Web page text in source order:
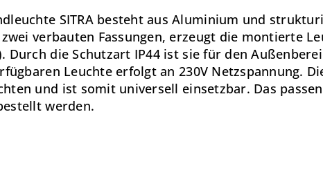
SITRA besteht aus Aluminium und
verbauten Fassungen, erzeugt die montierte
Durch die Schutzart IP44 ist sie für den
Leuchte erfolgt an 230V Netzspannung.
und ist somit universell einsetzbar. Das
werden.